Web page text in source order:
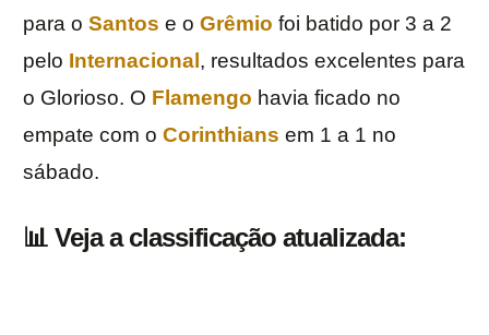
para o Santos e o Grêmio foi batido por 3 a 2
pelo Internacional , resultados excelentes para
o Glorioso. O Flamengo havia ficado no
empate com o Corinthians em 1 a 1 no
sábado.
📊 Veja a classificação atualizada: